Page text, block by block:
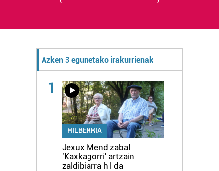
Azken 3 egunetako irakurrienak
1
HILBERRIA
Jexux Mendizabal
'Kaxkagorri' artzain
zaldibiarra hil da